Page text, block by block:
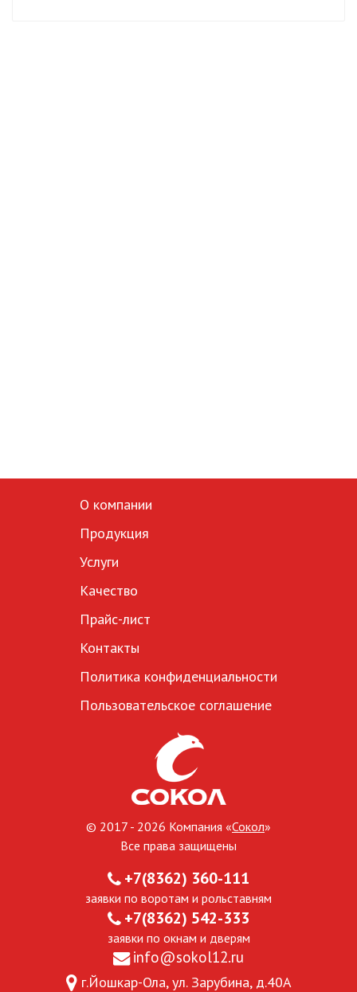
О компании
Продукция
Услуги
Качество
Прайс-лист
Контакты
Политика конфиденциальности
Пользовательское соглашение
© 2017 - 2026 Компания «Сокол»
Все права защищены
+7(8362) 360-111
заявки по воротам и рольставням
+7(8362) 542-333
заявки по окнам и дверям
info@sokol12.ru
г.Йошкар-Ола, ул. Зарубина, д.40А